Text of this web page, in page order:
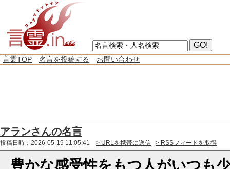
言霊TOP 名言を投稿する お問い合わせ
アランさんの名言
投稿日時：2026-05-19 11:05:41 > URLを携帯に送信 > RSSフィードを取得
豊かな感受性をもつ人がいつも